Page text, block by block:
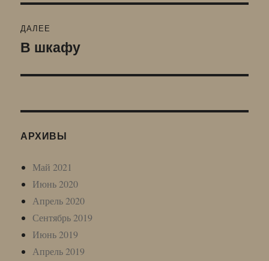
ДАЛЕЕ
Следующая
В шкафу
АРХИВЫ
Май 2021
Июнь 2020
Апрель 2020
Сентябрь 2019
Июнь 2019
Апрель 2019